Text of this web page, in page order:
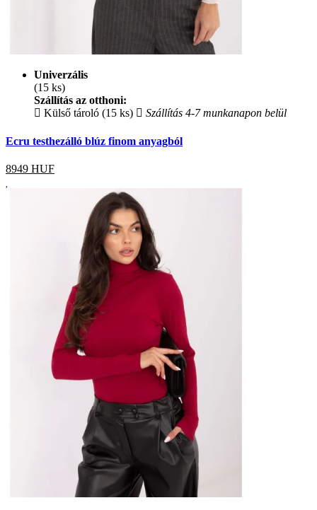
Univerzális
(15 ks)
Szállítás az otthoni:
Külső tároló (15 ks)
Szállítás 4-7 munkanapon belül
Ecru testhezálló blúz finom anyagból
8949 HUF